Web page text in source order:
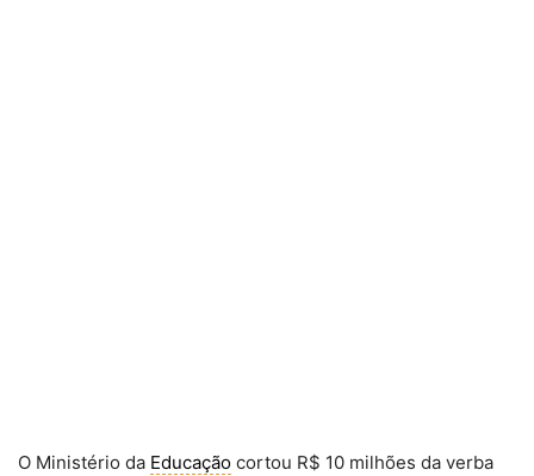
O Ministério da Educação cortou R$ 10 milhões da verba